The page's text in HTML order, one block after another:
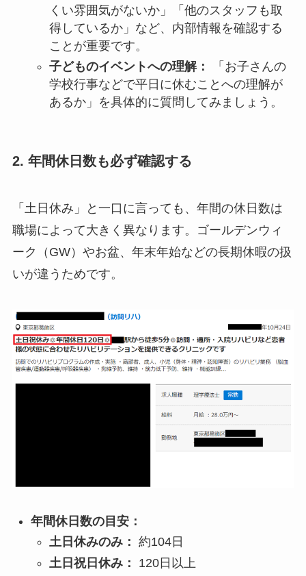
くい雰囲気がないか」「他のスタッフも取
得しているか」など、内部情報を確認する
ことが重要です。
子どものイベントへの理解：
「お子さんの
学校行事などで平日に休むことへの理解が
あるか」を具体的に質問してみましょう。
2. 年間休日数も必ず確認する
「土日休み」と一口に言っても、年間の休日数は
職場によって大きく異なります。ゴールデンウィ
ーク（GW）やお盆、年末年始などの長期休暇の扱
いが違うためです。
年間休日数の目安：
土日休みのみ： 約104日
土日祝日休み：
120日以上